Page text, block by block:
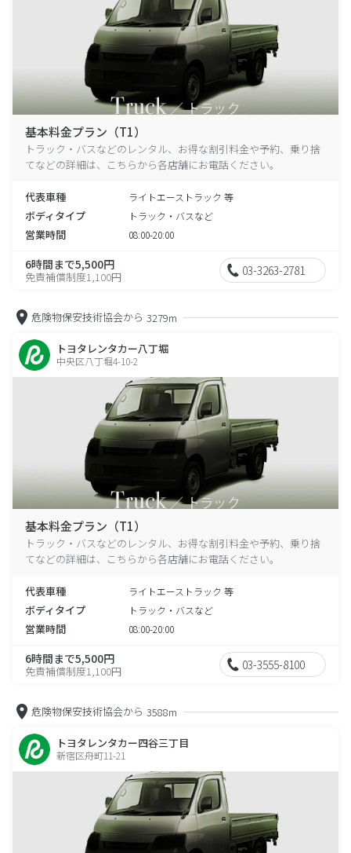
基本料金プラン（T1）
トラック・バスなどのレンタル、お得な割引料金や予約、乗り捨
てなどの詳細は、こちらから各店舗にお電話ください。
代表車種 ライトエーストラック 等
ボディタイプ トラック・バスなど
営業時間 08:00-20:00
6時間まで5,500円
免責補償制度1,100円 03-3263-2781
危険物保安技術協会から 3279m
トヨタレンタカー八丁堀
中央区八丁堀4-10-2
基本料金プラン（T1）
トラック・バスなどのレンタル、お得な割引料金や予約、乗り捨
てなどの詳細は、こちらから各店舗にお電話ください。
代表車種 ライトエーストラック 等
ボディタイプ トラック・バスなど
営業時間 08:00-20:00
6時間まで5,500円
免責補償制度1,100円 03-3555-8100
危険物保安技術協会から 3588m
トヨタレンタカー四谷三丁目
新宿区舟町11-21